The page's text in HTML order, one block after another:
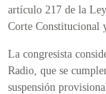
artículo 217 de la Ley
Corte Constitucional
La congresista
Radio, que se
suspensión